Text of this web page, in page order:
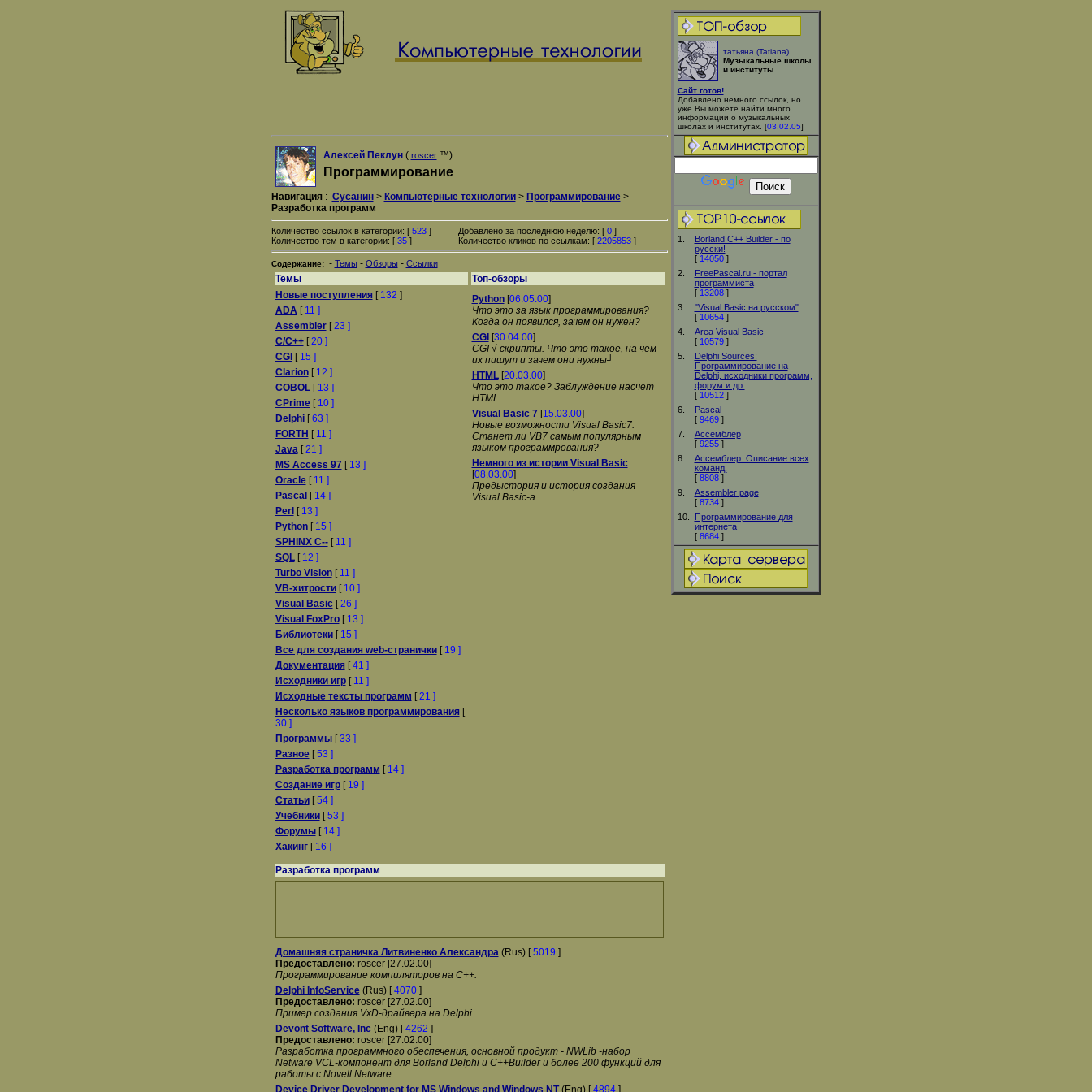
татьяна (Tatiana)
Музыкальные школы
и институты
Сайт готов!
Добавлено немного ссылок, но
уже Вы можете найти много
информации о музыкальных
школах и институтах. [03.02.05]
1.
Borland C++ Builder - по
русски!
[ 14050]
2.
FreePascal.ru - портал
программиста
[ 13208]
3.
"Visual Basic на русском"
[ 10654]
4.
Area Visual Basic
[ 10579]
5.
Delphi Sources:
Программирование на
Delphi, исходники программ,
форум и др.
[ 10512]
6.
Pascal
[ 9469]
7.
Ассемблер
[ 9255]
8.
Ассемблер. Описание всех
команд.
[ 8808]
9.
Assembler page
[ 8734]
10.
Программирование для
интернета
[ 8684]
Алексей Пеклун( roscer™)
Программирование
Навигация: Сусанин> Компьютерные технологии> Программирование>
Разработка программ
Количество ссылок в категории: [ 523]
Количество тем в категории: [ 35]
Добавлено за последнюю неделю: [ 0]
Количество кликов по ссылкам: [ 2205853]
Содержание: - Темы - Обзоры - Ссылки
Темы
Топ-обзоры
Новые поступления[ 132 ]
ADA[ 11 ]
Assembler[23 ]
C/C++[20 ]
CGI [ 15 ]
Clarion[ 12 ]
COBOL[ 13 ]
CPrime[ 10 ]
Delphi[63 ]
FORTH [ 11 ]
Java[21 ]
MS Access 97 [ 13 ]
Oracle[ 11 ]
Pascal [ 14 ]
Perl [ 13 ]
Python[ 15 ]
SPHINX C--[ 11 ]
SQL[ 12 ]
Turbo Vision[ 11 ]
VB-хитрости[ 10 ]
Visual Basic[26 ]
Visual FoxPro[ 13 ]
Библиотеки[ 15 ]
Все для создания web-странички[ 19 ]
Документация[41 ]
Исходники игр[ 11 ]
Исходные тексты программ [21 ]
Несколько языков программирования[
30 ]
Программы[33 ]
Разное[53 ]
Разработка программ [ 14 ]
Создание игр[ 19 ]
Статьи[54 ]
Учебники[53 ]
Форумы[ 14 ]
Хакинг[ 16 ]
Python[06.05.00]
Что это за язык программирования?
Когда он появился, зачем он нужен?
CGI [30.04.00]
CGI √ скрипты. Что это такое, на чем
их пишут и зачем они нужны┘
HTML[20.03.00]
Что это такое? Заблуждение насчет
HTML
Visual Basic 7 [15.03.00]
Новые возможности Visual Basic7.
Станет ли VB7 самым популярным
языком программрования?
Немного из истории Visual Basic
[08.03.00]
Предыстория и история создания
Visual Basic-a
Разработка программ
Домашняя страничка Литвиненко Александра(Rus) [5019 ]
Предоставлено: roscer [27.02.00]
Программирование компиляторов на С++.
Delphi InfoService(Rus) [4070]
Предоставлено: roscer [27.02.00]
Пример создания VxD-драйвера на Delphi
Devont Software, Inc(Eng) [4262 ]
Предоставлено: roscer [27.02.00]
Разработка программного обеспечения, основной продукт - NWLib -набор
Netware VCL-компонент для Borland Delphi и C++Builder и более 200 функций для
работы с Novell Netware.
Device Driver Development for MS Windows and Windows NT(Eng) [4894]